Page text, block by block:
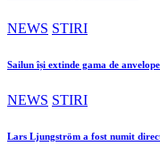
NEWS STIRI
Sailun își extinde gama de
NEWS STIRI
Lars Ljungström a fost numit